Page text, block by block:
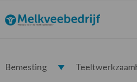
de
hoofdnavigatie
de
hoofd
de
eerste
de
voettekst
Melkveebedrijf.nl
Bemesting